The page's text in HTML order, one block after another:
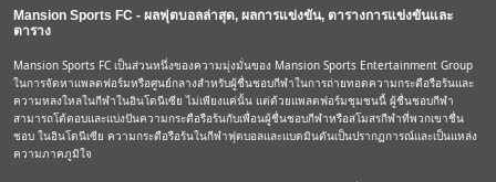
Mansion Sports FC - ผลฟุตบอลล่าสุด, ผลการแข่งขัน, ตารางการแข่งขันและ
ตาราง
Mansion Sports FC เป็นส่วนหนึ่งของความมุ่งมั่นของ Mansion Sports Entertainment Group
ในการจัดหาแพลตฟอร์มหรือศูนย์กลางสำหรับผู้ชื่นชอบกีฬาในการถ่ายทอดความกระตือรือร้นและ
ความหลงใหลในกีฬาในอินโดนีเซีย ไม่เพียงแค่นั้น แต่ด้วยแพลตฟอร์มชุมชนนี้ ผู้ชื่นชอบกีฬา
สามารถโต้ตอบและแบ่งปันความกระตือรือร้นกับเพื่อนผู้ชื่นชอบกีฬาหรือสโมสรกีฬาที่พวกเขาชื่น
ชอบ ในอินโดนีเซีย ความกระตือรือร้นในกีฬาฟุตบอลและแบดมินตันเป็นปรากฏการณ์และเป็นแหล่ง
ความภาคภูมิใจ